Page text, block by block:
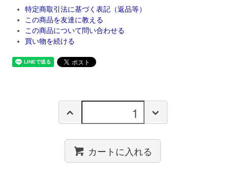
特定商取引法に基づく表記（返品等）
この商品を友達に教える
この商品について問い合わせる
買い物を続ける
カートに入れる